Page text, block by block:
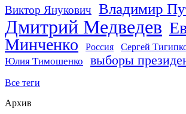
Виктор Янукович Владимир
Дмитрий Медведев
Минченко
Россия Сергей
Юлия Тимошенко выборы
Все теги
Архив